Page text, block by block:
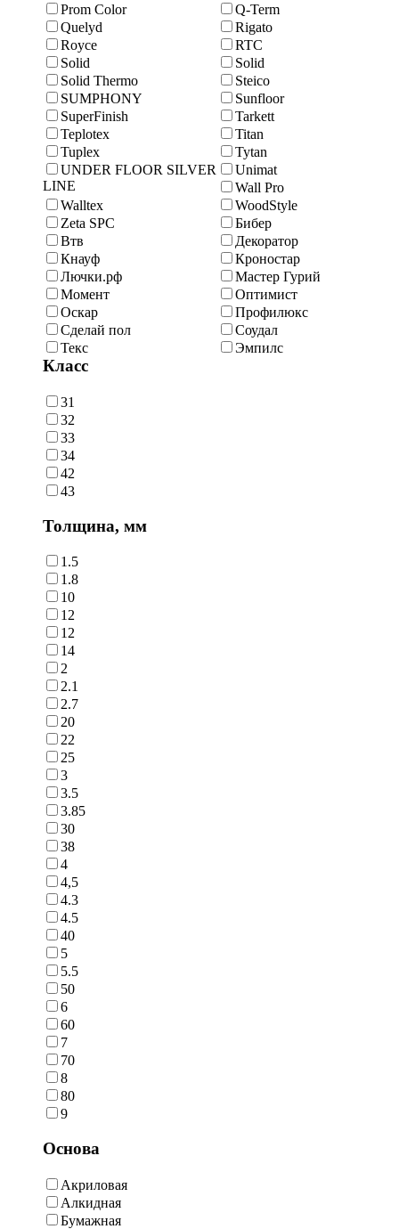
Prom Color
Q-Term
Quelyd
Rigato
Royce
RTC
Solid
Solid
Solid Thermo
Steico
SUMPHONY
Sunfloor
SuperFinish
Tarkett
Teplotex
Titan
Tuplex
Tytan
UNDER FLOOR SILVER
LINE
Unimat
Wall Pro
Walltex
WoodStyle
Zeta SPC
Бибер
Втв
Декоратор
Кнауф
Кроностар
Лючки.рф
Мастер Гурий
Момент
Оптимист
Оскар
Профилюкс
Сделай пол
Соудал
Текс
Эмпилс
Класс
31
32
33
34
42
43
Толщина, мм
1.5
1.8
10
12
12
14
2
2.1
2.7
20
22
25
3
3.5
3.85
30
38
4
4,5
4.3
4.5
40
5
5.5
50
6
60
7
70
8
80
9
Основа
Акриловая
Алкидная
Бумажная